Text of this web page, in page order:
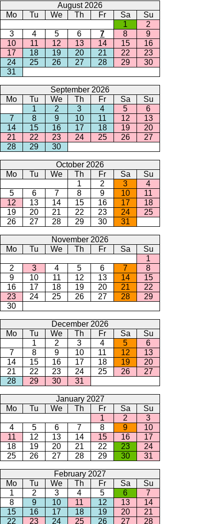
August 2026
Mo
Tu We Th Fr Sa
Su
1
2
3
4 5 6 7 8
9
10
11 12 13 14 15
16
17
18 19 20 21 22
23
24
25 26 27 28 29
30
31
September 2026
Mo
Tu We Th Fr Sa
Su
1
2 3 4 5
6
7
8 9 10 11 12
13
14
15 16 17 18 19
20
21
22 23 24 25 26
27
28
29 30
October 2026
Mo
Tu We Th Fr Sa
Su
1
2 3
4
5
6 7 8 9 10
11
12
13 14 15 16 17
18
19
20 21 22 23 24
25
26
27 28 29 30 31
November 2026
Mo
Tu We Th Fr Sa
Su
1
2
3 4 5 6 7
8
9
10 11 12 13 14
15
16
17 18 19 20 21
22
23
24 25 26 27 28
29
30
December 2026
Mo
Tu We Th Fr Sa
Su
1
2 3 4 5
6
7
8 9 10 11 12
13
14
15 16 17 18 19
20
21
22 23 24 25 26
27
28
29 30 31
January 2027
Mo
Tu We Th Fr Sa
Su
1
2
3
4
5 6 7 8 9
10
11
12 13 14 15 16
17
18
19 20 21 22 23
24
25
26 27 28 29 30 31
February 2027
Mo
Tu We Th Fr Sa
Su
1
2 3 4 5 6
7
8
9 10 11 12 13
14
15
16 17 18 19 20
21
22
23 24 25 26 27 28